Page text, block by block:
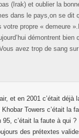
(Irak) et oublier la
dans le pays,on se
propre « demeure
démontrent
avez trop de sang
et en 2001 c’était
Towers c’était la
c’était la faute à qui ?
des prétextes